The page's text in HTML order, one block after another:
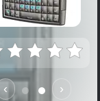
‹
›